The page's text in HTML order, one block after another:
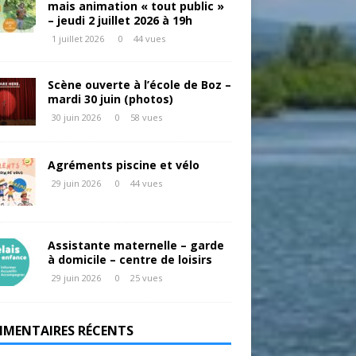
mais animation « tout public »
– jeudi 2 juillet 2026 à 19h
1 juillet 2026 0 44 vues
Scène ouverte à l’école de Boz –
mardi 30 juin (photos)
30 juin 2026 0 58 vues
Agréments piscine et vélo
29 juin 2026 0 44 vues
Assistante maternelle – garde
à domicile – centre de loisirs
29 juin 2026 0 25 vues
RÉCENTS